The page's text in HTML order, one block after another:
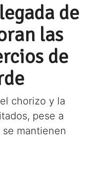
de
las
de
chorizo y la
pese a
mantienen